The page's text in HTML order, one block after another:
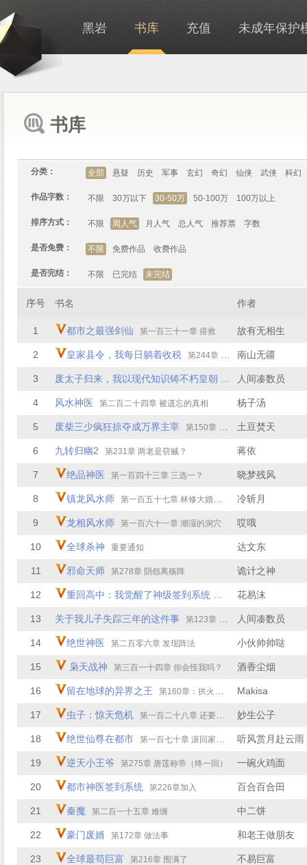
黑岩 书库 充值 未成年保护
书库
分类： 全部 悬疑 历史 军事 玄幻 奇幻 仙侠 武侠 科幻
作品字数： 不限 30万以下 30-50万 50-100万 100万以上
排序方式： 不限 周人气 月人气 总人气 推荐票 字数
是否免费： 不限 免费作品 收费作品
是否完结： 不限 已完结 未完结
序号 书名 作者
1 都市之最强剑仙 第一百三十一章 搭救 故有无相生
2 皇家县令，我每日躺着收税 第244章 你继续啊！ 南山无疆
3 废太子归来，我以现代知识铸不朽皇朝 第90章 罪证现身，巫
人间凑数员
4 风水神医 第二百二十四章 被遗忘的真相 杨子汤
5 废柴三少疯狂掠夺成万界主宰 第150章 技艺惊人，初步认可 土豆焚天
6 九转归幽2 第231章 两老是窃贼？ 蒋依
7 绝品神医 第一百四十三章 三选一？ 晓梦残风
8 镇龙风水师 第一百五十七章 林修大婚（大结局） 冷斩月
9 龙相风水师 第一百六十一章 潮湿的洞穴 哎哦
10 全球杀神 重要通知 达文东
11 邪命天师 第278章 阴怨离殇阵 诡计之神
12 重回高中：我觉醒了神级签到系统 第276 章 过于离谱
花易沫
13 关于我儿子失踪三年的这件事 第123章 第124章：名字传播 人间凑数员
14 绝世神医 第二百零六章 发现阵法 小伙帅帅哒
15 枭天战神 第三百一十四章 你会怪我吗？ 酒香尘烟
16 留在地球的异界之王 第160章：拱火油腻男 Makisa
17 虫子：惊天危机 第一百二十八章 还要再来多少遍 妙生公子
18 绝世仙尊在都市 第一百七十章 滚回家跟你爸告状 听风赏月赴云雨
19 逆天小王爷 第275章 唐莲称帝（终一回） 一碗火鸡面
20 都市神医签到系统 第226章加入 百合百合田
21 秦魔 第二百一十五章 难缠 中二饼
22 豪门废婿 第172章 做法事 和老王做朋友
23 全球最苟巨富 第216章 围满了 不易巨富